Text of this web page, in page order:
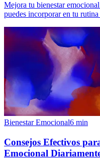
Mejora tu bienestar
puedes incorporar en tu
Bienestar Emocional6 min
Consejos Efectivos
Emocional